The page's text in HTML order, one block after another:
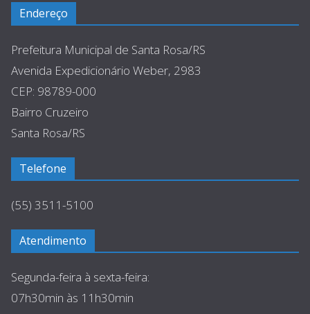
Endereço
Prefeitura Municipal de Santa Rosa/RS
Avenida Expedicionário Weber, 2983
CEP: 98789-000
Bairro Cruzeiro
Santa Rosa/RS
Telefone
(55) 3511-5100
Atendimento
Segunda-feira à sexta-feira:
07h30min às 11h30min